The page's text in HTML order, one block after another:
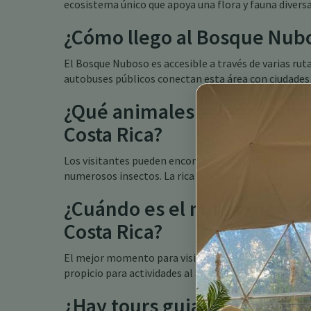
ecosistema único que apoya una flora y fauna
¿Cómo llego al Bosque
El Bosque Nuboso es accesible a través de varias
autobuses públicos conectan esta área con
¿Qué animales se pueden
Costa Rica?
Los visitantes pueden encontrar una variedad de
numerosos insectos. La rica biodiversidad es uno de
¿Cuándo es el mejor
Costa Rica?
El mejor momento para visitar es durante la
propicio para actividades al aire libre.
¿Hay tours guiados